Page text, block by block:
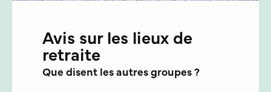
Avis sur les lieux de
retraite
Que disent les autres groupes ?